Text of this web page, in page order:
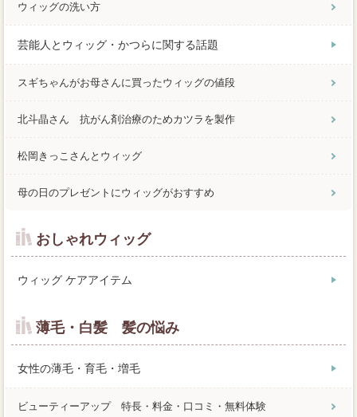
ウィッグの洗い方
芸能人とウィッグ・かつらに関する話題
スギちゃんがお母さんに買ったウィッグの値段
北斗晶さん 抗がん剤治療のためカツラを製作
松岡きっこさんとウィッグ
母の日のプレゼントにウィッグがおすすめ
おしゃれウィッグ
ウィッグ ケアアイテム
薄毛・白髪 髪の悩み
女性の薄毛・育毛・増毛
ビューティーアップ 特長・料金・口コミ・無料体験